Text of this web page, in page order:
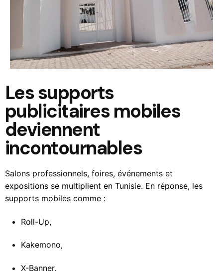
Les supports
publicitaires mobiles
deviennent
incontournables
Salons professionnels, foires, événements et
expositions se multiplient en Tunisie. En réponse, les
supports mobiles comme :
Roll-Up,
Kakemono,
X-Banner,